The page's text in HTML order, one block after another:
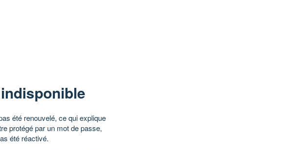
été renouvelé, ce qui explique
protégé par un mot de passe,
été réactivé.